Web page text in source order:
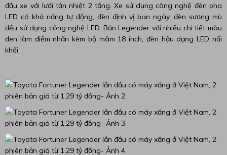
đầu xe với lưới tản nhiệt 2 tầng. Xe sử dụng công nghệ đèn pha
LED có khả năng tự động, đèn định vị ban ngày, đèn sương mù
đều sử dụng công nghệ LED. Bản Legender với nhiều chi tiết màu
đen làm điểm nhấn kèm bộ mâm 18 inch, đèn hậu dạng LED nổi
khối.